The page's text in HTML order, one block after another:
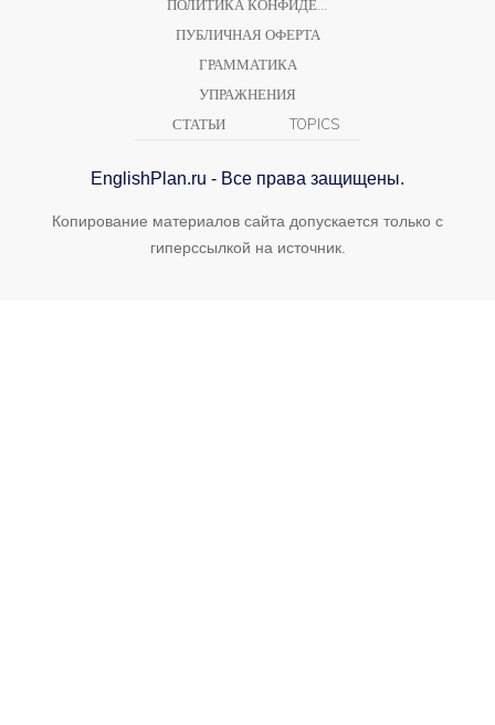
ПУБЛИЧНАЯ ОФЕРТА
ГРАММАТИКА
УПРАЖНЕНИЯ
СТАТЬИ
TOPICS
EnglishPlan.ru - Все права защищены.
Копирование материалов сайта допускается только с
гиперссылкой на источник.